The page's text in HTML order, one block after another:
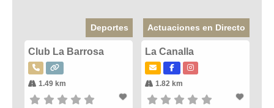
Deportes
Club La Barrosa
1.49 km
Actuaciones en Directo
La Canalla
1.82 km